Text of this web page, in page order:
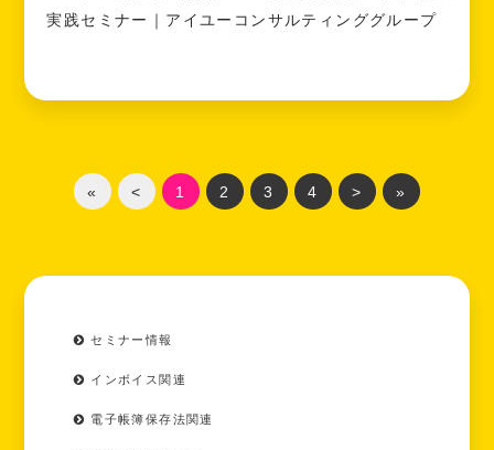
実践セミナー｜アイユーコンサルティンググループ
« < 1 2 3 4 > »
セミナー情報
インボイス関連
電子帳簿保存法関連